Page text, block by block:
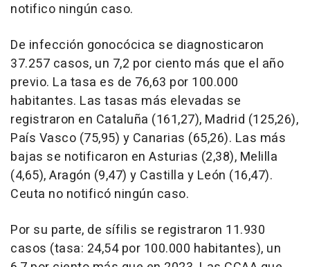
notifico ningún caso.
De infección gonocócica se diagnosticaron
37.257 casos, un 7,2 por ciento más que el año
previo. La tasa es de 76,63 por 100.000
habitantes. Las tasas más elevadas se
registraron en Cataluña (161,27), Madrid (125,26),
País Vasco (75,95) y Canarias (65,26). Las más
bajas se notificaron en Asturias (2,38), Melilla
(4,65), Aragón (9,47) y Castilla y León (16,47).
Ceuta no notificó ningún caso.
Por su parte, de sífilis se registraron 11.930
casos (tasa: 24,54 por 100.000 habitantes), un